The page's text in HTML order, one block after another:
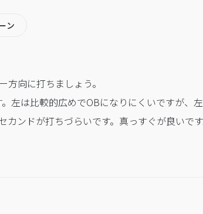
ン
方向に打ちましょう。
左は比較的広めでOBになりにくいですが、
カンドが打ちづらいです。真っすぐが良いです